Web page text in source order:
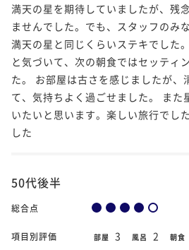
満天の星を期待していましたが、残
ませんでした。でも、スタッフのみ
満天の星と同じくらいステキでした
と気づいて、次の朝食ではセッティ
た。 お部屋は古さを感じましたが、
て、気持ちよく過ごせました。 また
いたいと思います。楽しい旅行でし
した
50代後半
総合点
項目別評価 部屋 3 風呂 2 朝食